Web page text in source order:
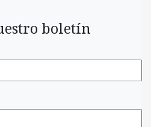
boletín